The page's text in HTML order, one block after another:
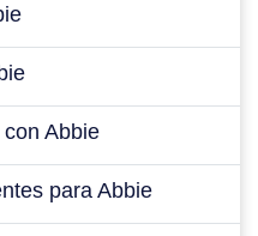
Abbie
para Abbie